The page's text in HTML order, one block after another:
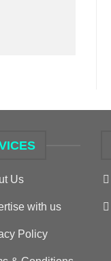
Us
with us
Policy